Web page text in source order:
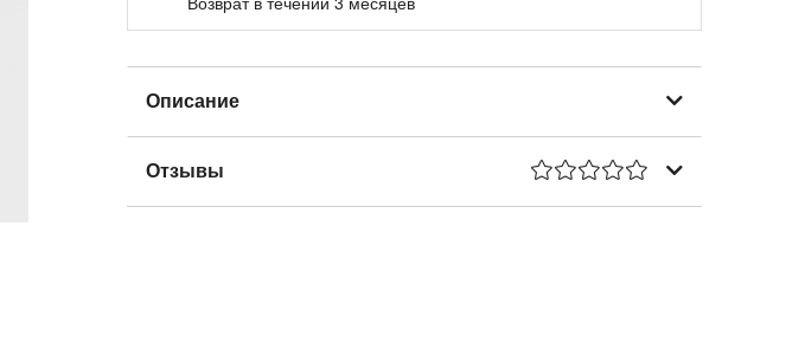
Описание
Отзывы